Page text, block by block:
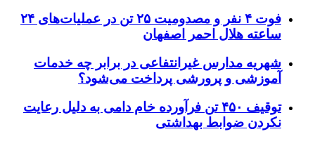
فوت ۴ نفر و مصدومیت ۲۵ تن در عملیات‌های ۲۴
ساعته هلال احمر اصفهان
شهریه مدارس غیرانتفاعی در برابر چه خدمات
آموزشی و پرورشی پرداخت می‌شود؟
توقیف ۴۵۰ تن فرآورده خام دامی به دلیل رعایت
نکردن ضوابط بهداشتی